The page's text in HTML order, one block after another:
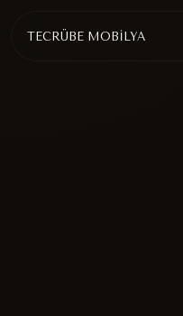
TECRÜBE MOBİLYA